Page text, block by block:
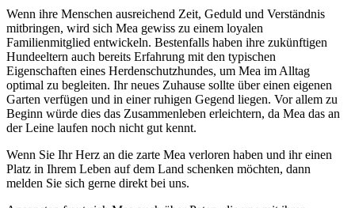
Wenn ihre Menschen ausreichend Zeit, Geduld und Verständnis
mitbringen, wird sich Mea gewiss zu einem loyalen
Familienmitglied entwickeln. Bestenfalls haben ihre zukünftigen
Hundeeltern auch bereits Erfahrung mit den typischen
Eigenschaften eines Herdenschutzhundes, um Mea im Alltag
optimal zu begleiten. Ihr neues Zuhause sollte über einen eigenen
Garten verfügen und in einer ruhigen Gegend liegen. Vor allem zu
Beginn würde dies das Zusammenleben erleichtern, da Mea das an
der Leine laufen noch nicht gut kennt.
Wenn Sie Ihr Herz an die zarte Mea verloren haben und ihr einen
Platz in Ihrem Leben auf dem Land schenken möchten, dann
melden Sie sich gerne direkt bei uns.